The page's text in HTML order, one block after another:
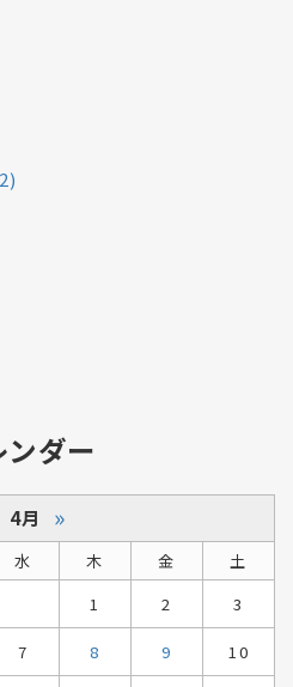
ンダー
4月 »
水 木 金
土
1
2 3
7 8 9 10